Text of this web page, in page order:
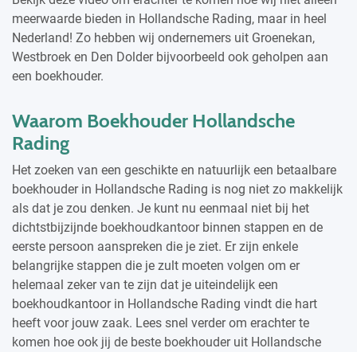
meerwaarde bieden in Hollandsche Rading, maar in heel
Nederland! Zo hebben wij ondernemers uit Groenekan,
Westbroek en Den Dolder bijvoorbeeld ook geholpen aan
een boekhouder.
Waarom Boekhouder Hollandsche
Rading
Het zoeken van een geschikte en natuurlijk een betaalbare
boekhouder in Hollandsche Rading is nog niet zo makkelijk
als dat je zou denken. Je kunt nu eenmaal niet bij het
dichtstbijzijnde boekhoudkantoor binnen stappen en de
eerste persoon aanspreken die je ziet. Er zijn enkele
belangrijke stappen die je zult moeten volgen om er
helemaal zeker van te zijn dat je uiteindelijk een
boekhoudkantoor in Hollandsche Rading vindt die hart
heeft voor jouw zaak. Lees snel verder om erachter te
komen hoe ook jij de beste boekhouder uit Hollandsche